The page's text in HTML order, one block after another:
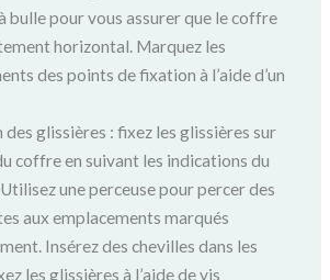
bulle pour vous assurer que le coffre
horizontal. Marquez les
des points de fixation à l’aide d’un
des glissières : fixez les glissières sur
coffre en suivant les indications du
une perceuse pour percer des
aux emplacements marqués
Insérez des chevilles dans les
les glissières à l’aide de vis